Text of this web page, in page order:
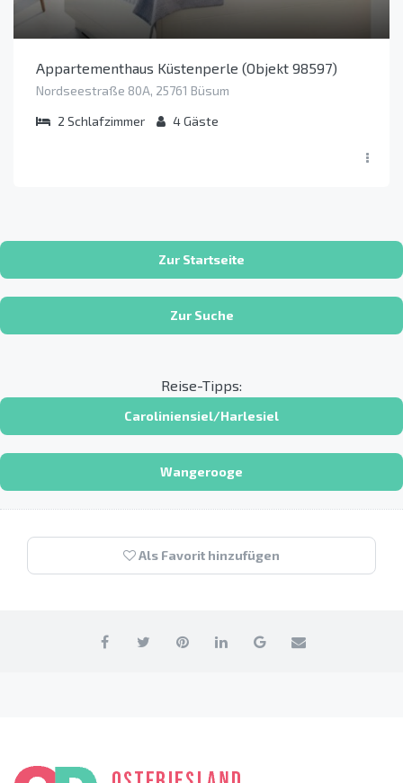
Appartementhaus Küstenperle (Objekt 98597)
Nordseestraße 80A, 25761 Büsum
2 Schlafzimmer 4Gäste
Zur Startseite
Zur Suche
Reise-Tipps:
Caroliniensiel/Harlesiel
Wangerooge
Als Favorit hinzufügen